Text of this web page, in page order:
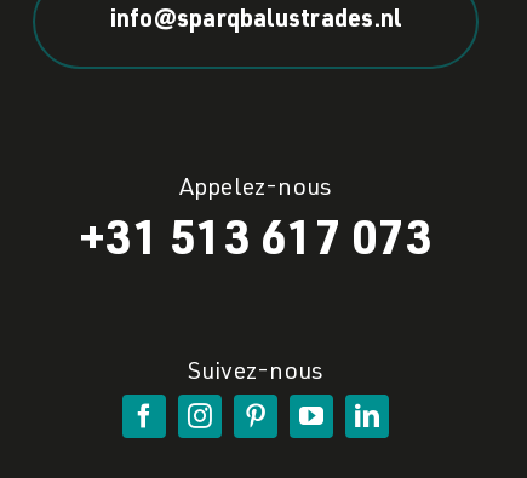
info@sparqbalustrades.nl
Appelez-nous
+31 513 617 073
Suivez-nous